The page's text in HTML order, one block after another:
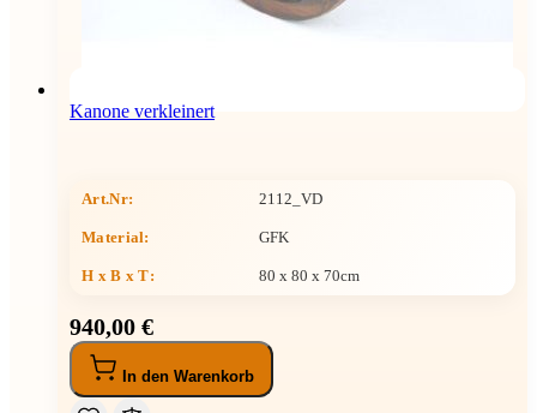
Kanone verkleinert
Art.Nr: 2112_VD
Material: GFK
H x B x T: 80 x 80 x 70cm
940,00 €
In den Warenkorb